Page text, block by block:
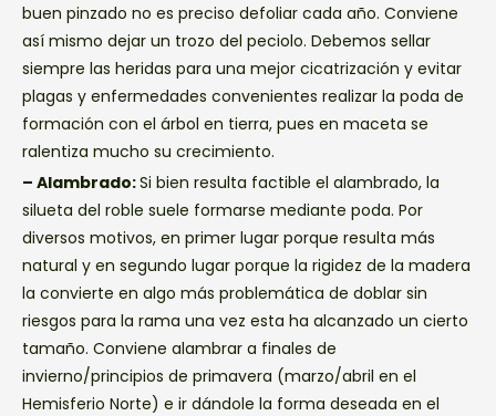
buen pinzado no es preciso defoliar cada año. Conviene
así mismo dejar un trozo del peciolo. Debemos sellar
siempre las heridas para una mejor cicatrización y evitar
plagas y enfermedades convenientes realizar la poda de
formación con el árbol en tierra, pues en maceta se
ralentiza mucho su crecimiento.
– Alambrado:Si bien resulta factible el alambrado, la
silueta del roble suele formarse mediante poda. Por
diversos motivos, en primer lugar porque resulta más
natural y en segundo lugar porque la rigidez de la madera
la convierte en algo más problemática de doblar sin
riesgos para la rama una vez esta ha alcanzado un cierto
tamaño. Conviene alambrar a finales de
invierno/principios de primavera (marzo/abril en el
Hemisferio Norte) e ir dándole la forma deseada en el